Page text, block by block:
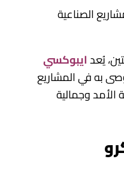
الصناعية
يُعدايبوكسي
به في المشاريع
الأمد وجمالية